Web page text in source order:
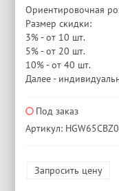
Ориентировочная
Размер скидки:
3% - от 10 шт.
5% - от 20 шт.
10% - от 40 шт.
Далее -
Под заказ
Артикул:
Запросить цену